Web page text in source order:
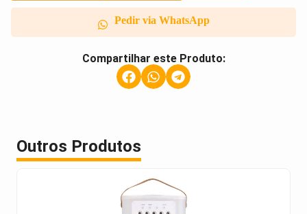
Pedir via WhatsApp
Compartilhar este Produto:
Outros Produtos